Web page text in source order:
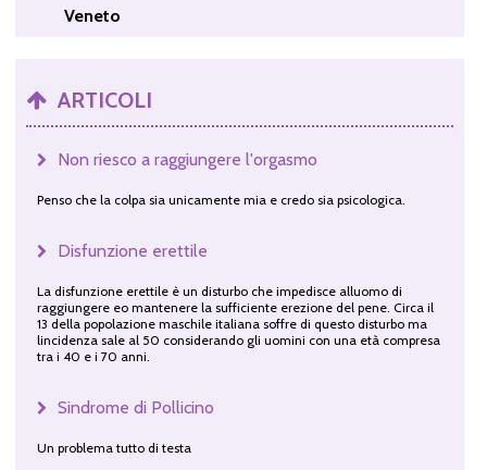
Veneto
ARTICOLI
Non riesco a raggiungere l'orgasmo
Penso che la colpa sia unicamente mia e credo sia psicologica.
Disfunzione erettile
La disfunzione erettile è un disturbo che impedisce alluomo di
raggiungere eo mantenere la sufficiente erezione del pene. Circa il
13 della popolazione maschile italiana soffre di questo disturbo ma
lincidenza sale al 50 considerando gli uomini con una età compresa
tra i 40 e i 70 anni.
Sindrome di Pollicino
Un problema tutto di testa